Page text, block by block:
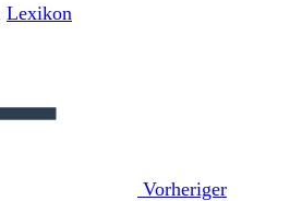
Lexikon
Vorheriger